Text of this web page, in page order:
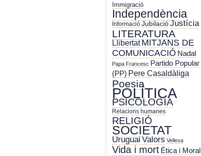
Immigració
Independència
Informació JubilacióJustícia
LITERATURA
LlibertatMITJANS DE
COMUNICACIÓ Nadal
Papa Francesc Partido Popular
(PP) Pere Casaldàliga
Poesia
POLÍTICA
PSICOLOGIA
Relacions humanes
RELIGIÓ
SOCIETAT
Uruguai Valors Vellesa
Vida i mort Ètica i Moral